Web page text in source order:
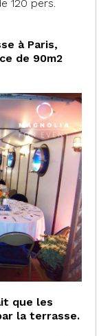
120 pers.
à Paris,
de 90m2
que les
la terrasse.